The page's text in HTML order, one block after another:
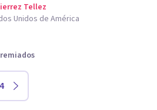
Tellez
Unidos de América